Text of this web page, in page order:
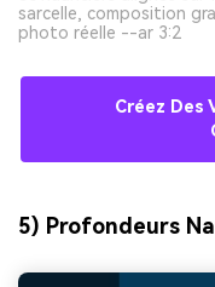
sarcelle, composition
photo réelle --ar 3:2
Créez Des
5) Profondeurs